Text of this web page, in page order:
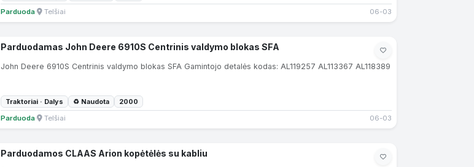
Parduoda· Telšiai 06-03
Parduodamas John Deere 6910S Centrinis valdymo blokas SFA
John Deere 6910S Centrinis valdymo blokas SFA Gamintojo detalės kodas: AL119257 AL113367 AL118389
Traktoriai · Dalys ♻ Naudota
2000
Parduoda· Telšiai 06-03
Parduodamos CLAAS Arion kopėtėlės su kabliu